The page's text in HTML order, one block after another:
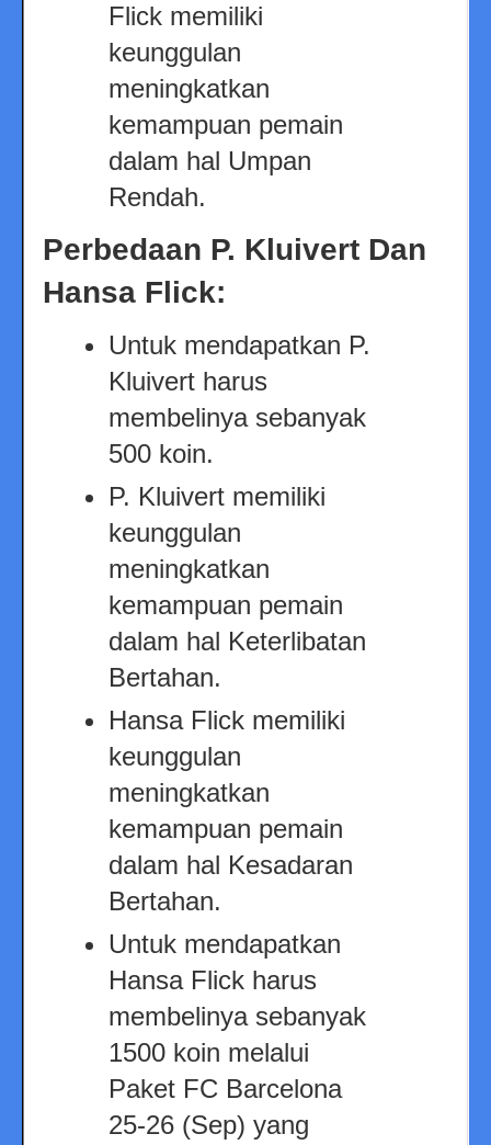
Flick memiliki
keunggulan
meningkatkan
kemampuan pemain
dalam hal Umpan
Rendah.
Perbedaan P. Kluivert Dan
Hansa Flick:
Untuk mendapatkan P.
Kluivert harus
membelinya sebanyak
500 koin.
P. Kluivert memiliki
keunggulan
meningkatkan
kemampuan pemain
dalam hal Keterlibatan
Bertahan.
Hansa Flick memiliki
keunggulan
meningkatkan
kemampuan pemain
dalam hal Kesadaran
Bertahan.
Untuk mendapatkan
Hansa Flick harus
membelinya sebanyak
1500 koin melalui
Paket FC Barcelona
25-26 (Sep) yang